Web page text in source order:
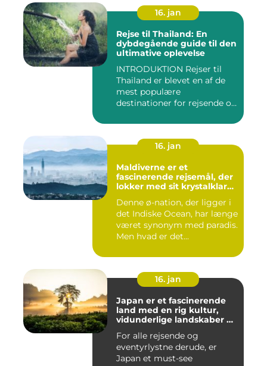
16. jan
Rejse til Thailand: En
dybdegående guide til den
ultimative oplevelse
INTRODUKTION Rejser til
Thailand er blevet en af de
mest populære
destinationer for rejsende og
16. jan
Maldiverne er et
fascinerende rejsemål, der
lokker med sit krystalklare
sandstrande og luksuriøse
feriesteder
Denne ø-nation, der ligger i
det Indiske Ocean, har længe
været synonym med paradis.
Men hvad er det...
16. jan
Japan er et fascinerende
land med en rig kultur,
vidunderlige landskaber og
tradition og modernitet
For alle rejsende og
eventyrlystne derude, er
Japan et must-see